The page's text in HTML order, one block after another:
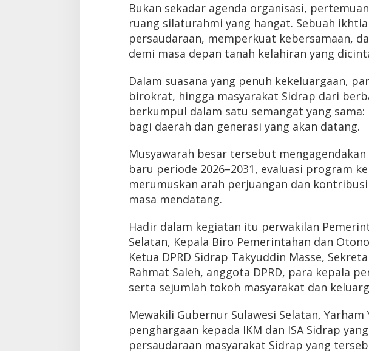
Bukan sekadar agenda organisasi,
ruang silaturahmi yang hangat. Sebuah
persaudaraan, memperkuat kebersamaan,
demi masa depan tanah kelahiran yang
Dalam suasana yang penuh kekeluargaan,
birokrat, hingga masyarakat Sidrap dari
berkumpul dalam satu semangat yang
bagi daerah dan generasi yang akan datang.
Musyawarah besar tersebut
baru periode 2026–2031, evaluasi program
merumuskan arah perjuangan dan kontribusi
masa mendatang.
Hadir dalam kegiatan itu perwakilan
Selatan, Kepala Biro Pemerintahan dan
Ketua DPRD Sidrap Takyuddin Masse,
Rahmat Saleh, anggota DPRD, para kepala
serta sejumlah tokoh masyarakat dan
Mewakili Gubernur Sulawesi Selatan,
penghargaan kepada IKM dan ISA Sidrap
persaudaraan masyarakat Sidrap yang